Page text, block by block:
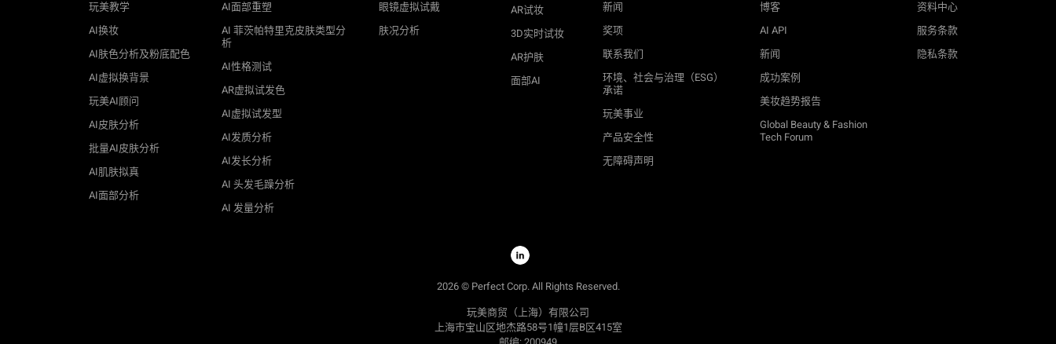
玩美教学
AI换妆
AI肤色分析及粉底配色
AI虚拟换背景
玩美AI顾问
AI皮肤分析
批量AI皮肤分析
AI肌肤拟真
AI面部分析
AI面部重塑
AI 菲茨帕特里克皮肤类型分
析
AI性格测试
AR虚拟试发色
AI虚拟试发型
AI发质分析
AI发长分析
AI 头发毛躁分析
AI 发量分析
眼镜虚拟试戴
肤况分析
AR试妆
3D实时试妆
AR护肤
面部AI
新闻
奖项
联系我们
环境、社会与治理（ESG）
承诺
玩美事业
产品安全性
无障碍声明
博客
AI API
新闻
成功案例
美妆趋势报告
Global Beauty & Fashion
Tech Forum
资料中心
服务条款
隐私条款
2026© Perfect Corp. All Rights Reserved.
玩美商贸（上海）有限公司
上海市宝山区地杰路58号1幢1层B区415室